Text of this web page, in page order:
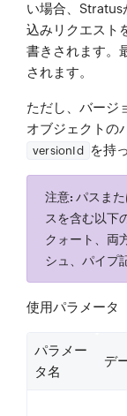
い場合、Stratus
込みリクエスト
書きされます。
されます。
ただし、バージ
オブジェクトの
versionId を持
注意: パスま
スを含む以下
クォート、両
シュ、パイプ
使用パラメータ
パラメー
タ名
デ